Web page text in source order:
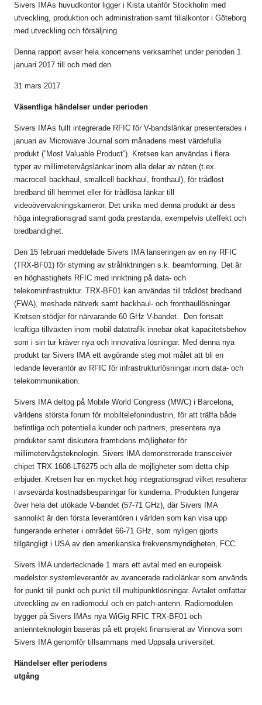
Sivers IMAs huvudkontor ligger i Kista utanför Stockholm med
utveckling, produktion och administration samt filialkontor i Göteborg
med utveckling och försäljning.
Denna rapport avser hela koncernens verksamhet under perioden 1
januari 2017 till och med den
31 mars 2017.
Väsentliga händelser under perioden
Sivers IMAs fullt integrerade RFIC för V-bandslänkar presenterades i
januari av Microwave Journal som månadens mest värdefulla
produkt (”Most Valuable Product”). Kretsen kan användas i flera
typer av millimetervågslänkar inom alla delar av näten (t.ex.
macrocell backhaul, smallcell backhaul, fronthaul), för trådlöst
bredband till hemmet eller för trådlösa länkar till
videoövervakningskameror. Det unika med denna produkt är dess
höga integrationsgrad samt goda prestanda, exempelvis uteffekt och
bredbandighet.
Den 15 februari meddelade Sivers IMA lanseringen av en ny RFIC
(TRX-BF01) för styrning av strålriktningen s.k. beamforming. Det är
en höghastighets RFIC med inriktning på data- och
telekominfrastruktur. TRX-BF01 kan användas till trådlöst bredband
(FWA), meshade nätverk samt backhaul- och fronthaullösningar.
Kretsen stödjer för närvarande 60 GHz V-bandet. Den fortsatt
kraftiga tillväxten inom mobil datatrafik innebär ökat kapacitetsbehov
som i sin tur kräver nya och innovativa lösningar. Med denna nya
produkt tar Sivers IMA ett avgörande steg mot målet att bli en
ledande leverantör av RFIC för infrastrukturlösningar inom data- och
telekommunikation.
Sivers IMA deltog på Mobile World Congress (MWC) i Barcelona,
världens största forum för mobiltelefonindustrin, för att träffa både
befintliga och potentiella kunder och partners, presentera nya
produkter samt diskutera framtidens möjligheter för
millimetervågsteknologin. Sivers IMA demonstrerade transceiver
chipet TRX 1608-LT6275 och alla de möjligheter som detta chip
erbjuder. Kretsen har en mycket hög integrationsgrad vilket resulterar
i avsevärda kostnadsbesparingar för kunderna. Produkten fungerar
över hela det utökade V-bandet (57-71 GHz), där Sivers IMA
sannolikt är den första leverantören i världen som kan visa upp
fungerande enheter i området 66-71 GHz, som nyligen gjorts
tillgängligt i USA av den amerikanska frekvensmyndigheten, FCC.
Sivers IMA undertecknade 1 mars ett avtal med en europeisk
medelstor systemleverantör av avancerade radiolänkar som används
för punkt till punkt och punkt till multipunktlösningar. Avtalet omfattar
utveckling av en radiomodul och en patch-antenn. Radiomodulen
bygger på Sivers IMAs nya WiGig RFIC TRX-BF01 och
antennteknologin baseras på ett projekt finansierat av Vinnova som
Sivers IMA genomför tillsammans med Uppsala universitet.
Händelser efter periodens